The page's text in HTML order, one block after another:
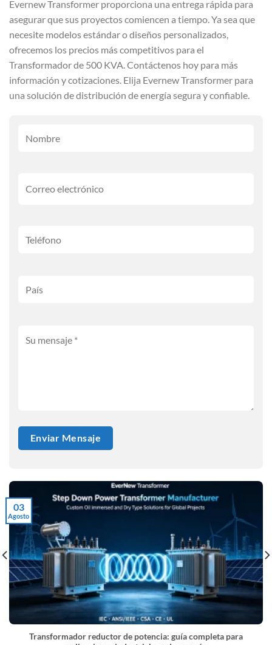
Evernew Transformer proporciona una entrega rápida para
asegurar que sus proyectos comiencen a tiempo. Ya sea que
necesite modelos estándar o diseños personalizados,
ofrecemos los precios más competitivos para el
Transformador de 500 KVA. Contáctenos hoy para más
información y cotizaciones. Elija Evernew Transformer para
una solución de distribución de energía segura y confiable.
Transformador reductor de potencia: guía completa para
03
Agosto